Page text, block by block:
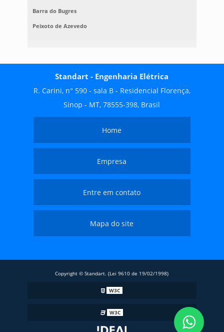
Barra do Bugres
Peixoto de Azevedo
Standart - Engenharia Elétrica
R. Carini, n° 590 - sala B - Residencial Florença,
Sinop - MT, 78555-398, Brasil
Home
Empresa
Entre em contato
Mapa do site
Copyright © Standart. (Lei 9610 de 19/02/1998)
W3C
W3C